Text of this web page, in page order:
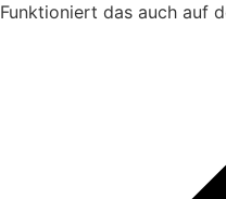
Funktioniert das auch auf